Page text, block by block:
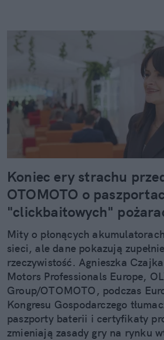
Koniec ery strachu
OTOMOTO o
"clickbaitowych"
Mity o płonących
sieci, ale dane pokazują
rzeczywistość. Agnieszka
Motors Professionals Europe,
Group/OTOMOTO, podczas
Kongresu Gospodarczego
paszporty baterii i certyfikaty
zmieniają zasady gry na rynku